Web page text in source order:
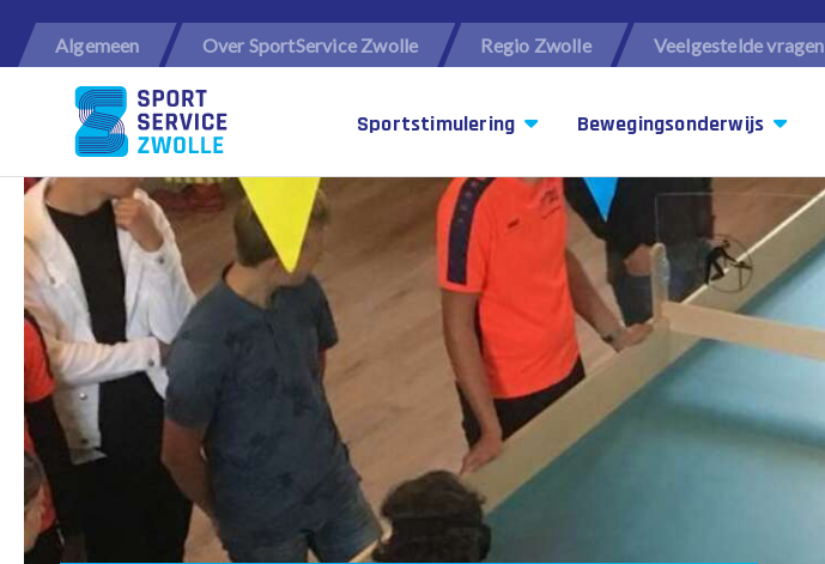
Algemeen Over SportService Zwolle Regio Zwolle Veelgestelde vragen
Sportstimulering Bewegingsonderwijs